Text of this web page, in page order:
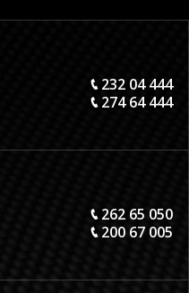
232 04 444
274 64 444
262 65 050
200 67 005